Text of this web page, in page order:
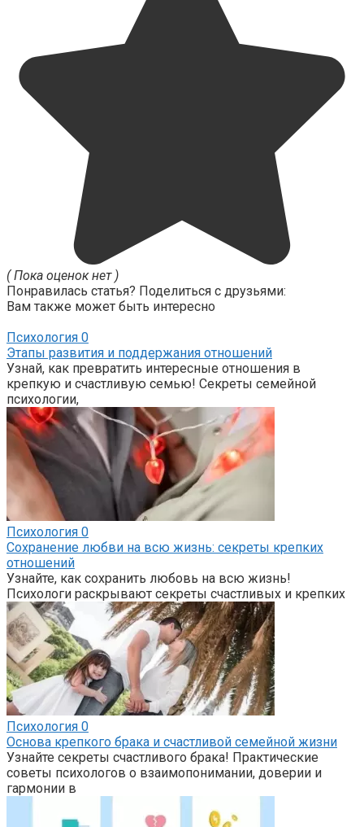
( Пока оценок нет )
Понравилась статья? Поделиться с друзьями:
Вам также может быть интересно
Психология 0
Этапы развития и поддержания отношений
Узнай, как превратить интересные отношения в
крепкую и счастливую семью! Секреты семейной
психологии,
Психология 0
Сохранение любви на всю жизнь: секреты крепких
отношений
Узнайте, как сохранить любовь на всю жизнь!
Психологи раскрывают секреты счастливых и крепких
Психология 0
Основа крепкого брака и счастливой семейной жизни
Узнайте секреты счастливого брака! Практические
советы психологов о взаимопонимании, доверии и
гармонии в